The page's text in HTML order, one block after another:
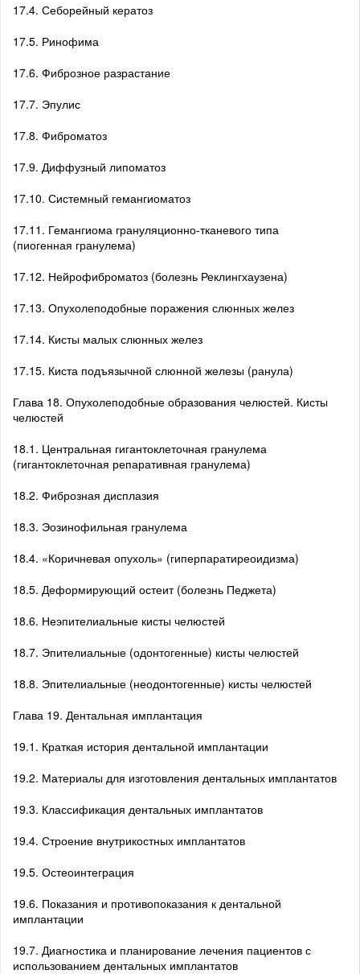
17.4. Себорейный кератоз
17.5. Ринофима
17.6. Фиброзное разрастание
17.7. Эпулис
17.8. Фиброматоз
17.9. Диффузный липоматоз
17.10. Системный гемангиоматоз
17.11. Гемангиома грануляционно-тканевого типа
(пиогенная гранулема)
17.12. Нейрофиброматоз (болезнь Реклингхаузена)
17.13. Опухолеподобные поражения слюнных желез
17.14. Кисты малых слюнных желез
17.15. Киста подъязычной слюнной железы (ранула)
Глава 18. Опухолеподобные образования челюстей. Кисты
челюстей
18.1. Центральная гигантоклеточная гранулема
(гигантоклеточная репаративная гранулема)
18.2. Фиброзная дисплазия
18.3. Эозинофильная гранулема
18.4. «Коричневая опухоль» (гиперпаратиреоидизма)
18.5. Деформирующий остеит (болезнь Педжета)
18.6. Неэпителиальные кисты челюстей
18.7. Эпителиальные (одонтогенные) кисты челюстей
18.8. Эпителиальные (неодонтогенные) кисты челюстей
Глава 19. Дентальная имплантация
19.1. Краткая история дентальной имплантации
19.2. Материалы для изготовления дентальных имплантатов
19.3. Классификация дентальных имплантатов
19.4. Строение внутрикостных имплантатов
19.5. Остеоинтеграция
19.6. Показания и противопоказания к дентальной
имплантации
19.7. Диагностика и планирование лечения пациентов с
использованием дентальных имплантатов